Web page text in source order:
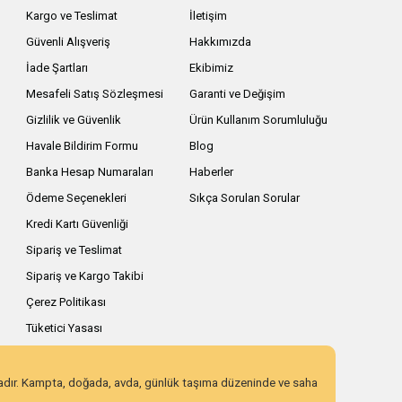
Kargo ve Teslimat
Güvenli Alışveriş
İade Şartları
Mesafeli Satış Sözleşmesi
Gizlilik ve Güvenlik
Havale Bildirim Formu
Banka Hesap Numaraları
Ödeme Seçenekleri
Kredi Kartı Güvenliği
Sipariş ve Teslimat
Sipariş ve Kargo Takibi
Çerez Politikası
Tüketici Yasası
İletişim
Hakkımızda
Ekibimiz
Garanti ve Değişim
Ürün Kullanım Sorumluluğu
Blog
Haberler
Sıkça Sorulan Sorular
Kampta, doğada, avda, günlük taşıma düzeninde ve saha